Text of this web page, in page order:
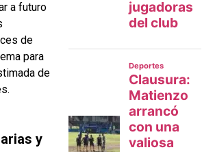
a futuro
de
para
de
y